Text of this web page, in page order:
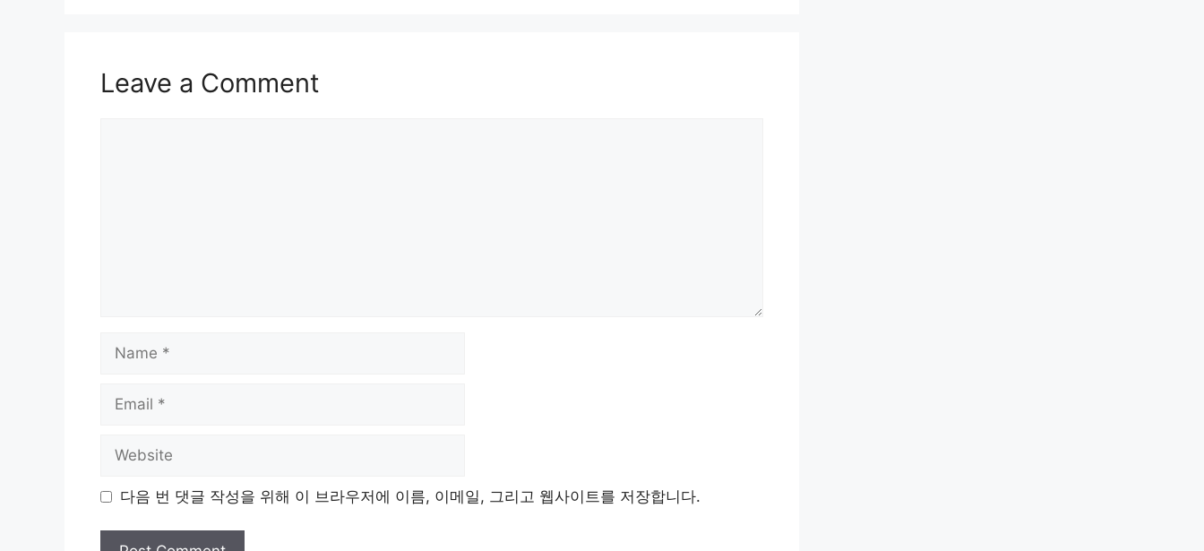
Leave a Comment
다음 번 댓글 작성을 위해 이 브라우저에 이름, 이메일, 그리고 웹사이트를 저장합니다.